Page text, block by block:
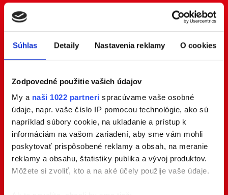
Súhlas Detaily Nastavenia reklamy O cookies
Zodpovedné použitie vašich údajov
My a naši 1022 partneri spracúvame vaše osobné
údaje, napr. vaše číslo IP pomocou technológie, ako sú
napríklad súbory cookie, na ukladanie a prístup k
informáciám na vašom zariadení, aby sme vám mohli
poskytovať prispôsobené reklamy a obsah, na meranie
reklamy a obsahu, štatistiky publika a vývoj produktov.
Môžete si zvoliť, kto a na aké účely použije vaše údaje.